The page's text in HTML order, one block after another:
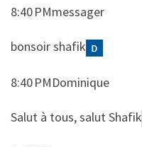
8:40 PMmessager
​​bonsoir shafik
8:40 PMDominique
​​Salut à tous, salut Shafik